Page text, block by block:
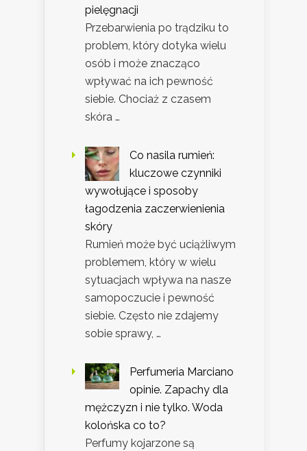
pielęgnacji
Przebarwienia po trądziku to
problem, który dotyka wielu
osób i może znacząco
wpływać na ich pewność
siebie. Chociaż z czasem
skóra …
Co nasila rumień:
kluczowe czynniki
wywołujące i sposoby
łagodzenia zaczerwienienia
skóry
Rumień może być uciążliwym
problemem, który w wielu
sytuacjach wpływa na nasze
samopoczucie i pewność
siebie. Często nie zdajemy
sobie sprawy, …
Perfumeria Marciano
opinie. Zapachy dla
mężczyzn i nie tylko. Woda
kolońska co to?
Perfumy kojarzone są